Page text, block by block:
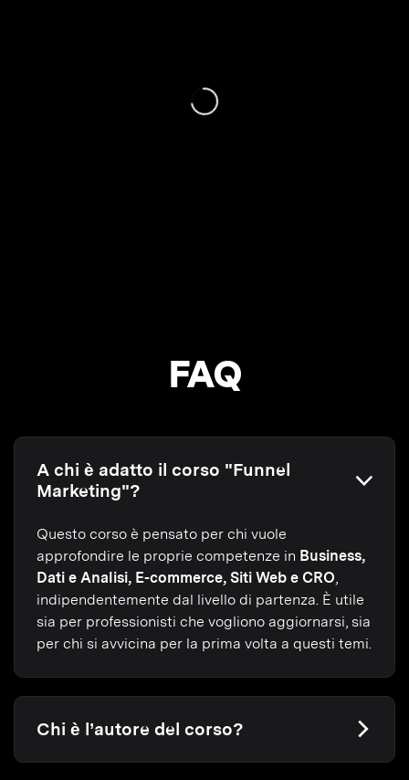
FAQ
A chi è adatto il corso "Funnel
Marketing"?
Questo corso è pensato per chi vuole
approfondire le proprie competenze in Business,
Dati e Analisi, E-commerce, Siti Web e CRO
indipendentemente dal livello di partenza. È utile
sia per professionisti che vogliono aggiornarsi, sia
per chi si avvicina per la prima volta a questi temi.
Chi è l’autore del corso?